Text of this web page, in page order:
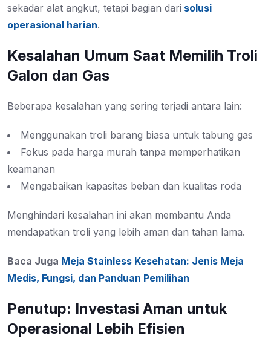
sekadar alat angkut, tetapi bagian dari solusi
operasional harian.
Kesalahan Umum Saat Memilih Troli
Galon dan Gas
Beberapa kesalahan yang sering terjadi antara lain:
Menggunakan troli barang biasa untuk tabung gas
Fokus pada harga murah tanpa memperhatikan
keamanan
Mengabaikan kapasitas beban dan kualitas roda
Menghindari kesalahan ini akan membantu Anda
mendapatkan troli yang lebih aman dan tahan lama.
Baca Juga Meja Stainless Kesehatan: Jenis Meja
Medis, Fungsi, dan Panduan Pemilihan
Penutup: Investasi Aman untuk
Operasional Lebih Efisien